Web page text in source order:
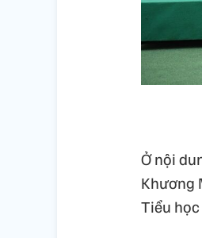
Ở nội
Khương
Tiểu